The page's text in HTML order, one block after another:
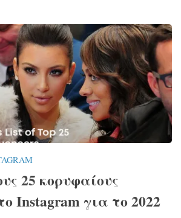
25 κορυφαίους
Instagram για το 2022